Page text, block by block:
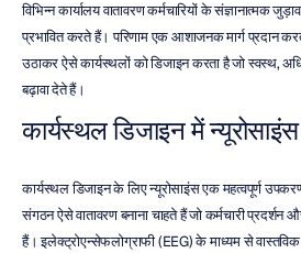
विभिन्न कार्यालय वातावरण कर्मचारियों के संज्ञानात्मक
प्रभावित करते हैं। परिणाम एक आशाजनक मार्ग प्रदान
उठाकर ऐसे कार्यस्थलों को डिजाइन करता है जो स्वस्थ,
बढ़ावा देते हैं।
कार्यस्थल डिजाइन में
कार्यस्थल डिजाइन के लिए न्यूरोसाइंस एक महत्वपूर्ण
संगठन ऐसे वातावरण बनाना चाहते हैं जो कर्मचारी प्रदर्शन
हैं। इलेक्ट्रोएन्सेफलोग्राफी (EEG) के माध्यम से